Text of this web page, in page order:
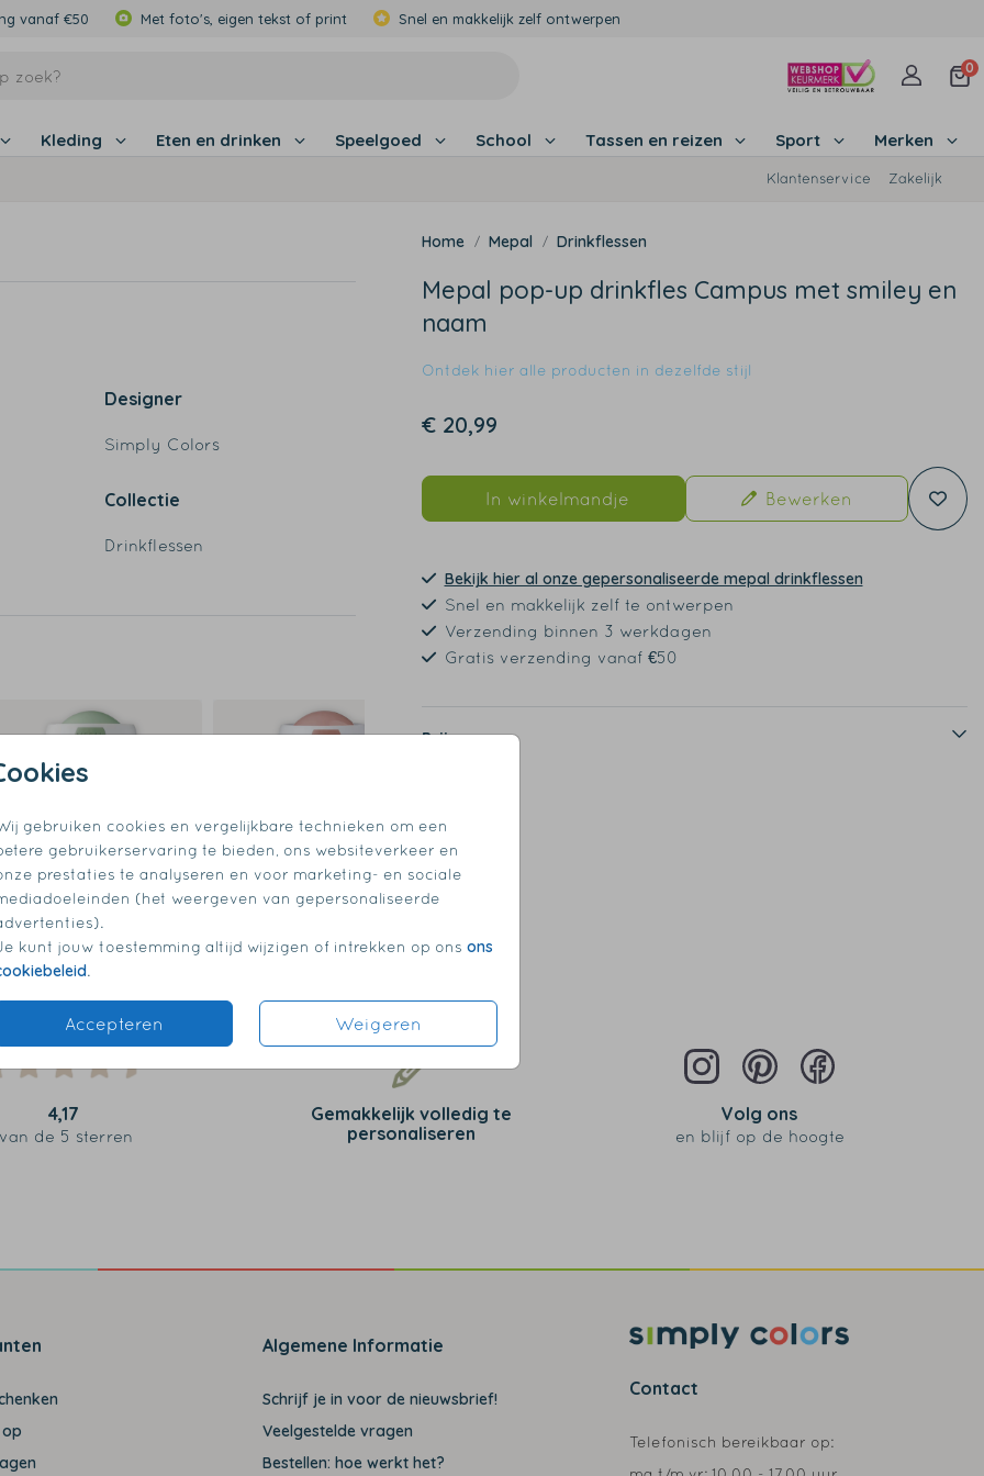
vanaf €50 Met foto's, eigen tekst of print Snel en makkelijk zelf ontwerpen
0
Kleding Eten en drinken Speelgoed School Tassen en reizen Sport Merken
Klantenservice Zakelijk
gebruiken cookies en vergelijkbare technieken om een
gebruikerservaring te bieden, ons websiteverkeer en
prestaties te analyseren en voor marketing- en sociale
(het weergeven van gepersonaliseerde
kunt jouw toestemming altijd wijzigen of intrekken op ons ons
.
Accepteren Weigeren
Designer
Simply Colors
Collectie
Drinkflessen
Mepal Drinkflessen
Mepal pop-up drinkfles Campus met smiley en
naam
Ontdek hier alle producten in dezelfde stijl
€ 20,99
In winkelmandje Bewerken
Bekijk hier al onze gepersonaliseerde mepal drinkflessen
Snel en makkelijk zelf te ontwerpen
Verzending binnen 3 werkdagen
Gratis verzending vanaf €50
Prijzen
4,17
van de 5 sterren
Gemakkelijk volledig te
personaliseren
Volg ons
en blijf op de hoogte
Algemene Informatie
Schrijf je in voor de nieuwsbrief!
Veelgestelde vragen
Bestellen: hoe werkt het?
Contact
Telefonisch bereikbaar op: